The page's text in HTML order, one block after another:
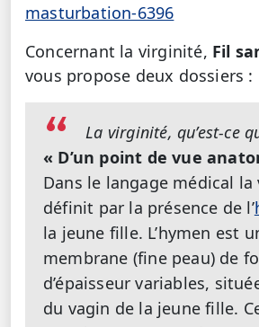
masturbation-6396
Concernant la virginité, Fil
vous propose deux dossiers :
La virginité, qu’est-ce
« D’un point de vue
Dans le langage médical
définit par la présence de l’
la jeune fille. L’hymen est
membrane (fine peau) de
d’épaisseur variables,
du vagin de la jeune fille.